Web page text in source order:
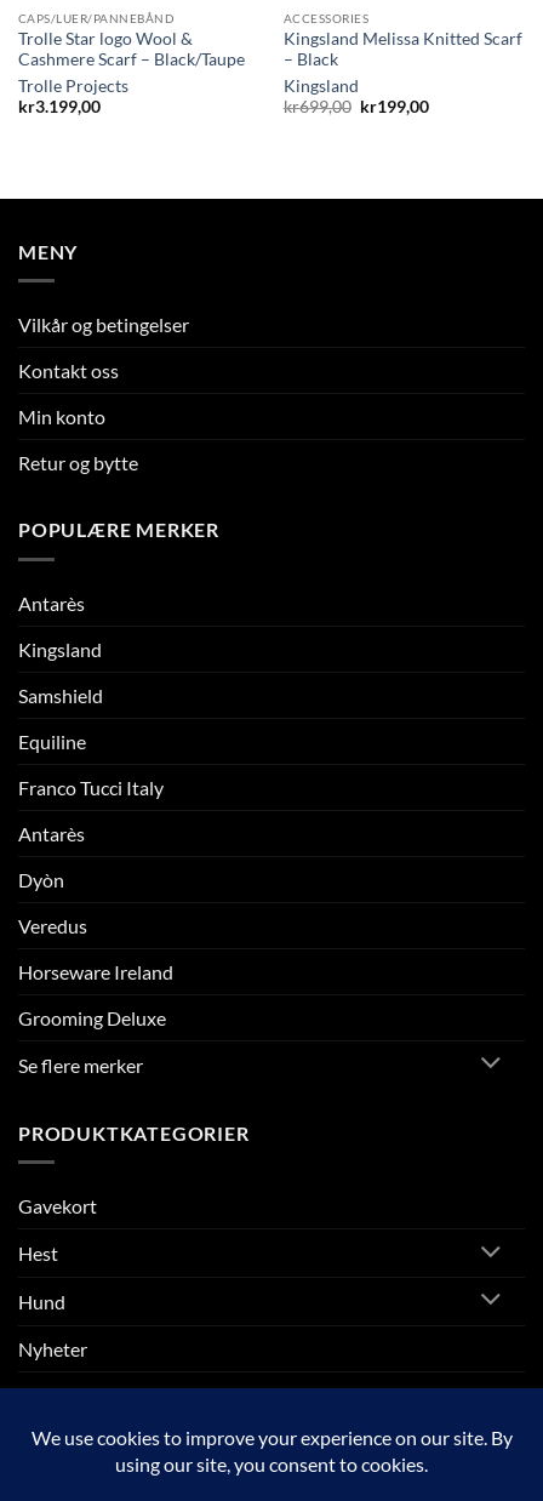
CAPS/LUER/PANNEBÅND
Trolle Star logo Wool &
Cashmere Scarf – Black/Taupe
Trolle Projects
kr3.199,00
ACCESSORIES
Kingsland Melissa Knitted Scarf
– Black
Kingsland
kr699,00 Opprinnelig
kr199,00Nåværende
MENY
Vilkår og betingelser
Kontakt oss
Min konto
Retur og bytte
POPULÆRE MERKER
Antarès
Kingsland
Samshield
Equiline
Franco Tucci Italy
Antarès
Dyòn
Veredus
Horseware Ireland
Grooming Deluxe
Se flere merker
PRODUKTKATEGORIER
Gavekort
Hest
Hund
Nyheter
Rytter
SALG